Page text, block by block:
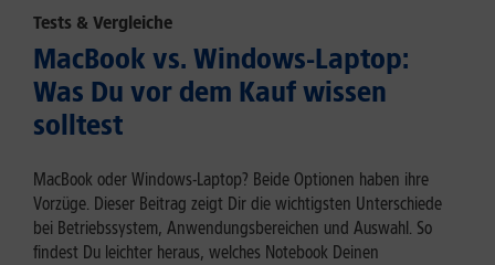
Tests & Vergleiche
MacBook vs. Windows-Laptop:
Was Du vor dem Kauf wissen
solltest
MacBook oder Windows-Laptop? Beide Optionen haben ihre
Vorzüge. Dieser Beitrag zeigt Dir die wichtigsten Unterschiede
bei Betriebssystem, Anwendungsbereichen und Auswahl. So
findest Du leichter heraus, welches Notebook Deinen